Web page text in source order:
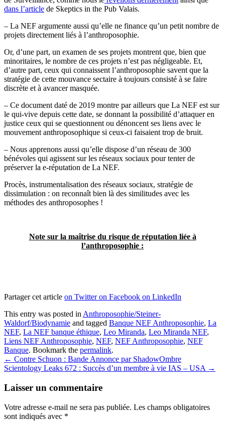
dans l’article de Skeptics in the Pub Valais.
– La NEF argumente aussi qu’elle ne finance qu’un petit nombre de
projets directement liés à l’anthroposophie.
Or, d’une part, un examen de ses projets montrent que, bien que
minoritaires, le nombre de ces projets n’est pas négligeable. Et,
d’autre part, ceux qui connaissent l’anthroposophie savent que la
stratégie de cette mouvance sectaire à toujours consisté à se faire
discrète et à avancer masquée.
– Ce document daté de 2019 montre par ailleurs que La NEF est sur
le qui-vive depuis cette date, se donnant la possibilité d’attaquer en
justice ceux qui se questionnent ou dénoncent ses liens avec le
mouvement anthroposophique si ceux-ci faisaient trop de bruit.
– Nous apprenons aussi qu’elle dispose d’un réseau de 300
bénévoles qui agissent sur les réseaux sociaux pour tenter de
préserver la e-réputation de La NEF.
Procès, instrumentalisation des réseaux sociaux, stratégie de
dissimulation : on reconnaît bien là des similitudes avec les
méthodes des anthroposophes !
Note sur la maîtrise du risque de réputation liée à
l’anthroposophie :
Partager cet article on Twitter on Facebook on LinkedIn
This entry was posted inAnthroposophie/Steiner-
Waldorf/Biodynamie and tagged Banque NEF Anthroposophie, La
NEF, La NEF banque éthique, Leo Miranda, Leo Miranda NEF,
Liens NEF Anthroposophie, NEF, NEF Anthroposophie, NEF
Banque. Bookmark the permalink.
Post
navigation
← Contre Schuon : Bande Annonce par ShadowOmbre
Scientology Leaks 672 : Succès d’un membre à vie IAS – USA →
Laisser un commentaire
Votre adresse e-mail ne sera pas publiée. Les champs obligatoires
sont indiqués avec *